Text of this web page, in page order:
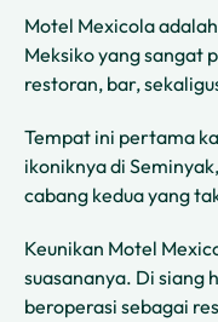
Motel Mexicola
Meksiko yang sangat
restoran, bar,
Tempat ini pertama
ikoniknya di
cabang kedua yang
Keunikan Motel
suasananya. Di siang
beroperasi sebagai